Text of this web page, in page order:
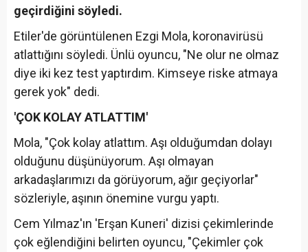
geçirdiğini söyledi.
Etiler'de görüntülenen Ezgi Mola, koronavirüsü
atlattığını söyledi. Ünlü oyuncu, "Ne olur ne olmaz
diye iki kez test yaptırdım. Kimseye riske atmaya
gerek yok" dedi.
'ÇOK KOLAY ATLATTIM'
Mola, "Çok kolay atlattım. Aşı olduğumdan dolayı
olduğunu düşünüyorum. Aşı olmayan
arkadaşlarımızı da görüyorum, ağır geçiyorlar"
sözleriyle, aşının önemine vurgu yaptı.
Cem Yılmaz'ın 'Erşan Kuneri' dizisi çekimlerinde
çok eğlendiğini belirten oyuncu, "Çekimler çok